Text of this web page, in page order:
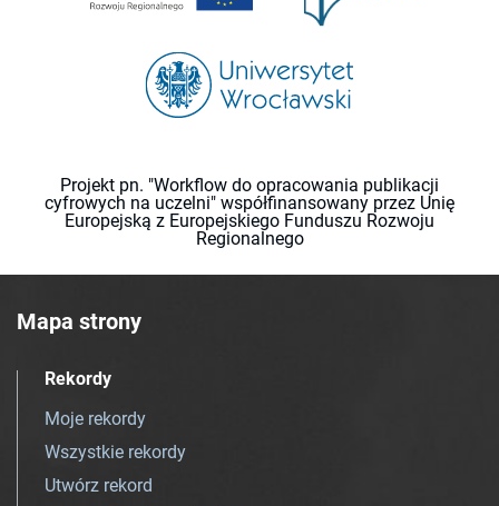
Projekt pn. "Workflow do opracowania publikacji
cyfrowych na uczelni" współfinansowany przez Unię
Europejską z Europejskiego Funduszu Rozwoju
Regionalnego
Mapa strony
Rekordy
Moje rekordy
Wszystkie rekordy
Utwórz rekord